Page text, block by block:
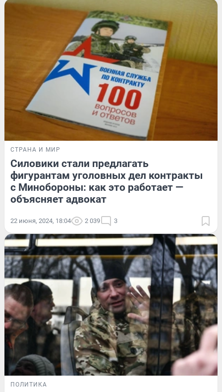
СТРАНА И МИР
Силовики стали предлагать
фигурантам уголовных дел контракты
с Минобороны: как это работает —
объясняет адвокат
22 июня, 2024, 18:04 2 039 3
ПОЛИТИКА